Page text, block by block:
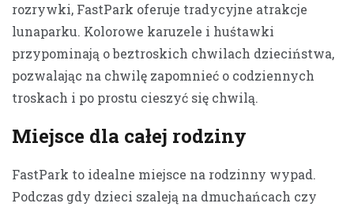
rozrywki, FastPark oferuje tradycyjne atrakcje
lunaparku. Kolorowe karuzele i huśtawki
przypominają o beztroskich chwilach dzieciństwa,
pozwalając na chwilę zapomnieć o codziennych
troskach i po prostu cieszyć się chwilą.
Miejsce dla całej rodziny
FastPark to idealne miejsce na rodzinny wypad.
Podczas gdy dzieci szaleją na dmuchańcach czy